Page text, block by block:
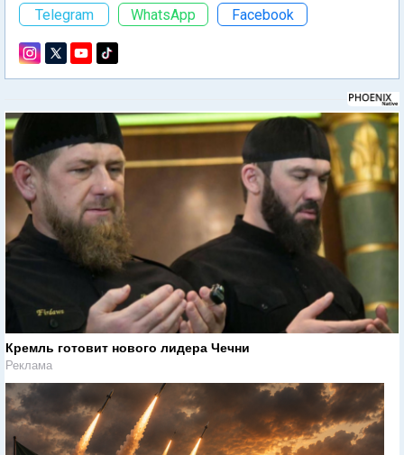
Telegram WhatsApp Facebook
Кремль готовит нового лидера Чечни
Реклама